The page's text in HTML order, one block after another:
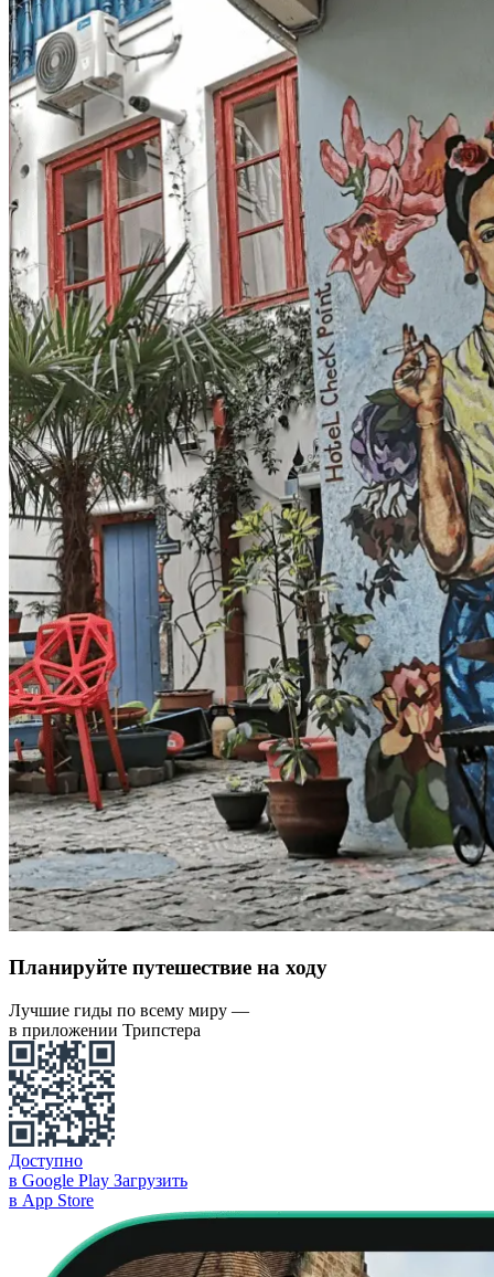
Планируйте путешествие на ходу
Лучшие гиды по всему миру —
в приложении Трипстера
Доступно
в Google Play Загрузить
в App Store